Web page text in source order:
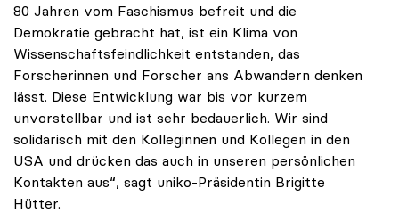
80 Jahren vom Faschismus befreit und die
Demokratie gebracht hat, ist ein Klima von
Wissenschaftsfeindlichkeit entstanden, das
Forscherinnen und Forscher ans Abwandern denken
lässt. Diese Entwicklung war bis vor kurzem
unvorstellbar und ist sehr bedauerlich. Wir sind
solidarisch mit den Kolleginnen und Kollegen in den
USA und drücken das auch in unseren persönlichen
Kontakten aus“, sagt uniko-Präsidentin Brigitte
Hütter.